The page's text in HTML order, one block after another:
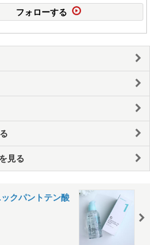
フォローする
見る
クパントテン酸